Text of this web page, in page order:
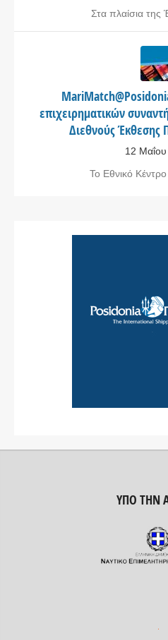
Στα πλαίσια
επιχειρηματικών
Διεθνούς Έκθεσης
12
Το Εθνικό
ΥΠΟ ΤΗΝ